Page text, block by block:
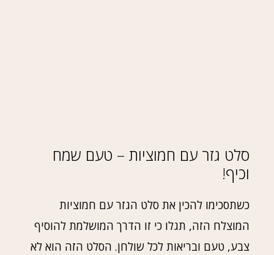
סלט גזר עם חמוציות – טעם שמח
וכיף!
כשתסכימו להכין את סלט הגזר עם חמוציות
המוצלח הזה, תגלו כי זו הדרך המושלמת להוסיף
צבע, טעם ובריאות לכל שולחן. הסלט הזה הוא לא